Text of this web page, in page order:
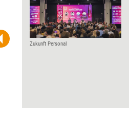
Zukunft Personal